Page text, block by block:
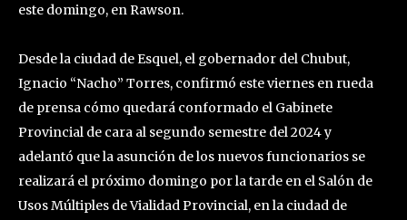
este domingo, en Rawson.
Desde la ciudad de Esquel, el gobernador del Chubut,
Ignacio “Nacho” Torres, confirmó este viernes en rueda
de prensa cómo quedará conformado el Gabinete
Provincial de cara al segundo semestre del 2024 y
adelantó que la asunción de los nuevos funcionarios se
realizará el próximo domingo por la tarde en el Salón de
Usos Múltiples de Vialidad Provincial, en la ciudad de